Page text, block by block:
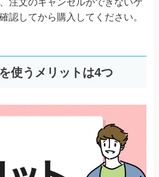
認してから購入してください。
使うメリットは4つ